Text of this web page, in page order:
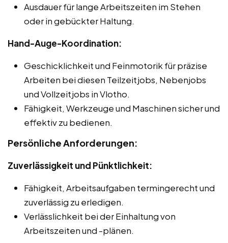
Ausdauer für lange Arbeitszeiten im Stehen
oder in gebückter Haltung.
Hand-Auge-Koordination:
Geschicklichkeit und Feinmotorik für präzise
Arbeiten bei diesen Teilzeitjobs, Nebenjobs
und Vollzeitjobs in Vlotho.
Fähigkeit, Werkzeuge und Maschinen sicher und
effektiv zu bedienen.
Persönliche Anforderungen:
Zuverlässigkeit und Pünktlichkeit:
Fähigkeit, Arbeitsaufgaben termingerecht und
zuverlässig zu erledigen.
Verlässlichkeit bei der Einhaltung von
Arbeitszeiten und -plänen.